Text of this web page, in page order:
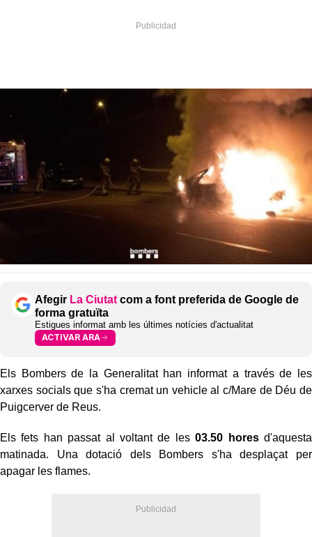
Afegir La Ciutat com a font preferida de Google de
forma gratuïta
Estigues informat amb les últimes notícies d'actualitat
ACTIVAR ARA
Els Bombers de la Generalitat han informat a través de les
xarxes socials que s'ha cremat un vehicle al c/Mare de Déu de
Puigcerver de Reus.
Els fets han passat al voltant de les03.50 horesd'aquesta
matinada. Una dotació dels Bombers s'ha desplaçat per
apagar les flames.